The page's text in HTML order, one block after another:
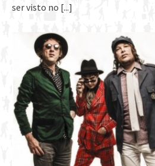
ser visto no [...]